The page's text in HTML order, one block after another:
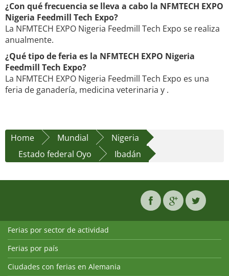
¿Con qué frecuencia se lleva a cabo la NFMTECH EXPO
Nigeria Feedmill Tech Expo?
La NFMTECH EXPO Nigeria Feedmill Tech Expo se realiza
anualmente.
¿Qué tipo de feria es la NFMTECH EXPO Nigeria
Feedmill Tech Expo?
La NFMTECH EXPO Nigeria Feedmill Tech Expo es una
feria de ganadería, medicina veterinaria y .
Home Mundial
Nigeria
Estado federal Oyo
Ibadán
Ferias por sector de actividad
Ferias por país
Ciudades con ferias en Alemania